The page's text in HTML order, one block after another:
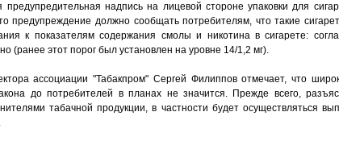
предупредительная надпись на лицевой стороне упаковки для
предупреждение должно сообщать потребителям, что такие
к показателям содержания смолы и никотина в сигарете:
(ранее этот порог был установлен на уровне 14/1,2 мг).
ассоциации "Табакпром" Сергей Филиппов отмечает, что
до потребителей в планах не значится. Прежде всего,
табачной продукции, в частности будет осуществляться